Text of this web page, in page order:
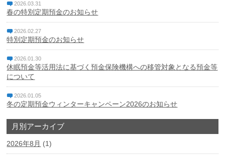
マネー・ローンダリング、テロ資金供与及び拡散金融対策
電子決済等代行業者との連携及び協働に係る方針と契約内
2026.03.31
春の特別定期預金のお知らせ
2026.02.27
特別定期預金のお知らせ
2026.01.30
休眠預金等活用法に基づく預金保険機構への移管対象となる預金等
について
2026.01.05
冬の定期預金ウィンターキャンペーン2026のお知らせ
月別アーカイブ
2026年8月 (1)